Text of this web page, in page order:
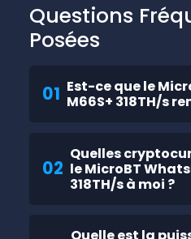
Questions
Posées
01 Est-ce que le
M66S+ 318TH/s
02
Quelles
le MicroBT
318TH/s à moi ?